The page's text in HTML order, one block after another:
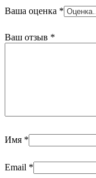
Ваша оценка *
Ваш отзыв *
Имя *
Email *